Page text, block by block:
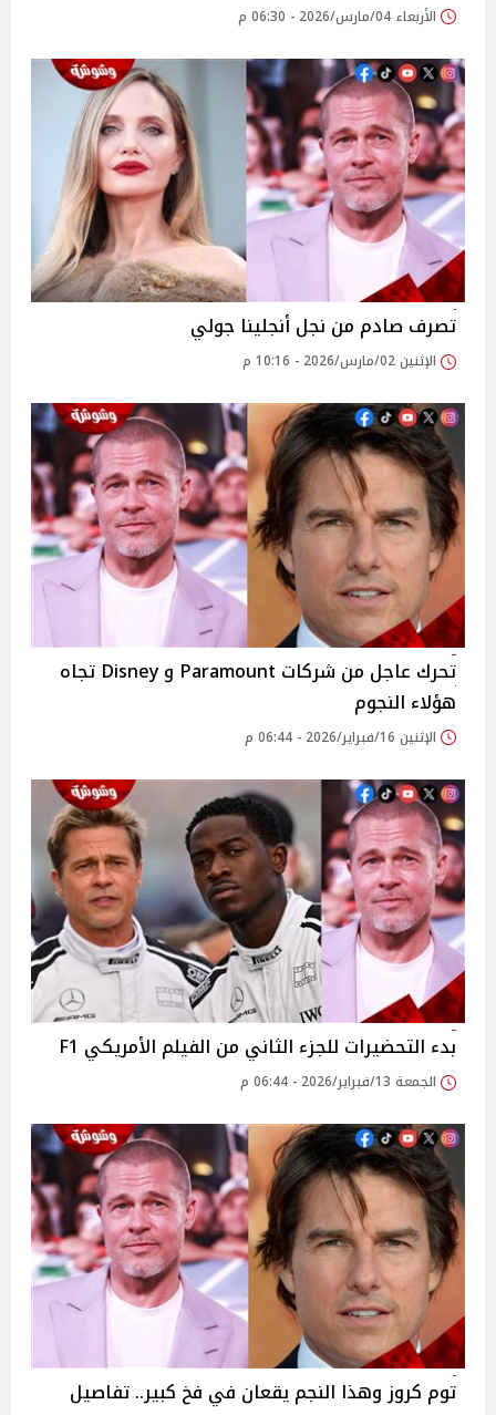
الأربعاء 04/مارس/2026 - 06:30 م
تصرف صادم من نجل أنجلينا جولي
الإثنين 02/مارس/2026 - 10:16 م
تحرك عاجل من شركات Paramount و Disney تجاه
هؤلاء النجوم
الإثنين 16/فبراير/2026 - 06:44 م
بدء التحضيرات للجزء الثاني من الفيلم الأمريكي F1
الجمعة 13/فبراير/2026 - 06:44 م
توم كروز وهذا النجم يقعان في فخ كبير.. تفاصيل